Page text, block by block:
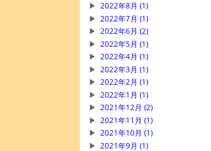
2022年8月 (1)
2022年7月 (1)
2022年6月 (2)
2022年5月 (1)
2022年4月 (1)
2022年3月 (1)
2022年2月 (1)
2022年1月 (1)
2021年12月 (2)
2021年11月 (1)
2021年10月 (1)
2021年9月 (1)